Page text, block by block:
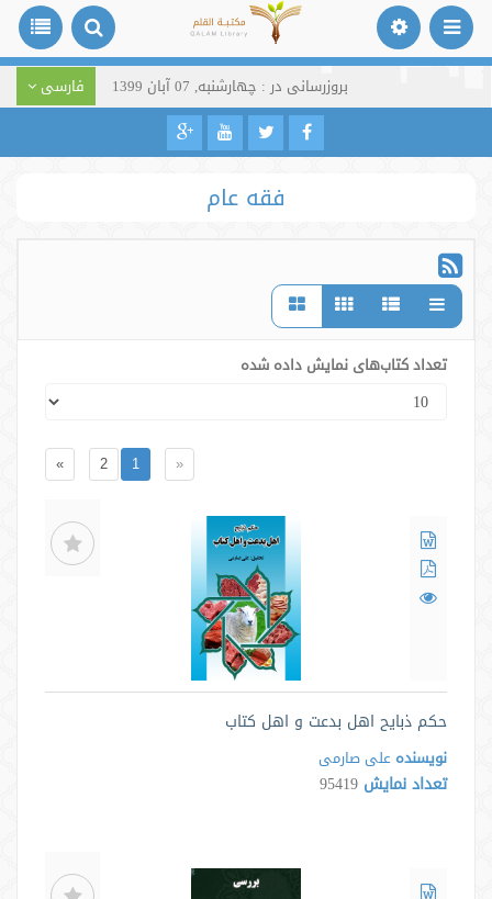
بروزرسانی در : چهارشنبه, 07 آبان 1399 فارسی
فقه عام
تعداد کتاب‌های نمایش داده شده
«
1
2
»
حکم ذبایح اهل بدعت و اهل کتاب
نویسنده علی صارمی
تعداد نمایش 95419